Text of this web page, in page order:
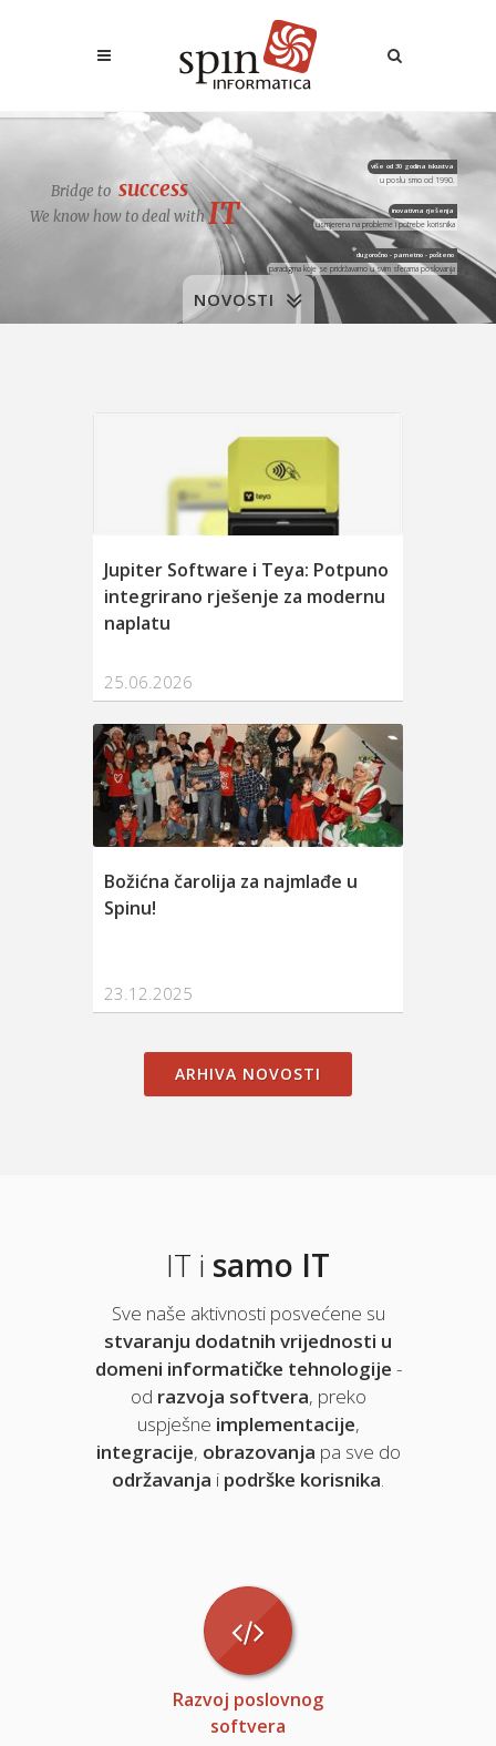
Bridge to success
We know how to deal withIT
više od 30 godina iskustva
u poslu smo od 1990.
inovativna rješenja
usmjerena na probleme i potrebe korisnika
dugoročno - pametno - pošteno
paradigma koje se pridržavamo u svim sferama poslovanja
NOVOSTI
Jupiter Software i Teya: Potpuno
integrirano rješenje za modernu
naplatu
25.06.2026
Božićna čarolija za najmlađe u
Spinu!
23.12.2025
ARHIVA NOVOSTI
IT i samo IT
Sve naše aktivnosti posvećene su
stvaranju dodatnih vrijednosti u
domeni informatičke tehnologije -
od razvoja softvera, preko
uspješne implementacije,
integracije, obrazovanja pa sve do
održavanja i podrške korisnika.
Razvoj poslovnog
softvera